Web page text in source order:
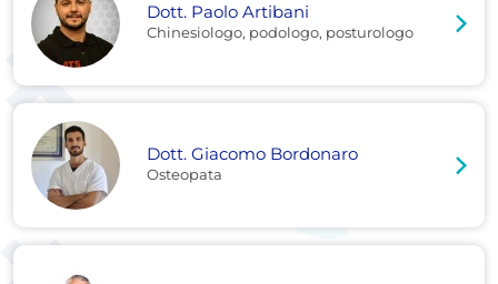
Dott. Paolo Artibani
Chinesiologo, podologo, posturologo
Dott. Giacomo Bordonaro
Osteopata